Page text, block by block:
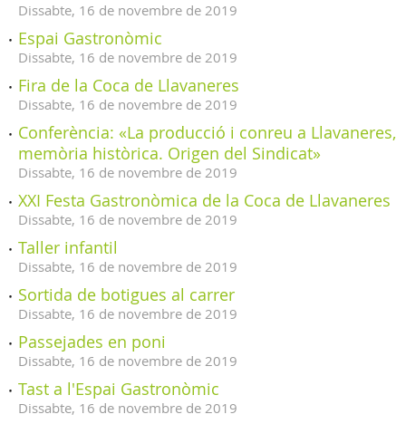
Dissabte, 16 de novembre de 2019
Espai Gastronòmic
Dissabte, 16 de novembre de 2019
Fira de la Coca de Llavaneres
Dissabte, 16 de novembre de 2019
Conferència: «La producció i conreu a Llavaneres,
memòria històrica. Origen del Sindicat»
Dissabte, 16 de novembre de 2019
XXI Festa Gastronòmica de la Coca de Llavaneres
Dissabte, 16 de novembre de 2019
Taller infantil
Dissabte, 16 de novembre de 2019
Sortida de botigues al carrer
Dissabte, 16 de novembre de 2019
Passejades en poni
Dissabte, 16 de novembre de 2019
Tast a l'Espai Gastronòmic
Dissabte, 16 de novembre de 2019